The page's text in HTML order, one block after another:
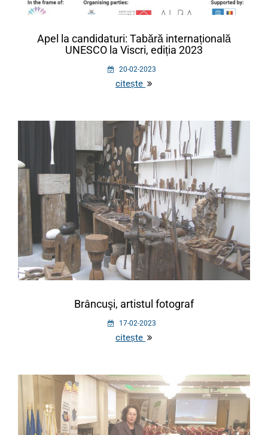
Apel la candidaturi: Tabără internațională
UNESCO la Viscri, ediția 2023
20-02-2023
citește
Brâncuşi, artistul fotograf
17-02-2023
citește